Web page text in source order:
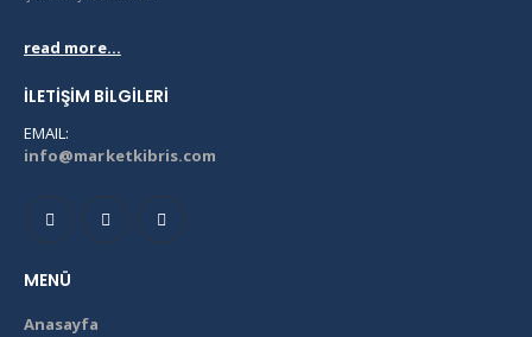
read more...
İLETIŞIM BILGILERI
EMAIL:
info@marketkibris.com
MENÜ
Anasayfa